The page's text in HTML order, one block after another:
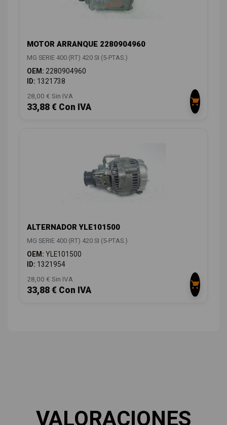
MOTOR ARRANQUE 2280904960
MG SERIE 400 (RT) 420 SI (5-PTAS.)
OEM: 2280904960
ID: 1321738
28,00 € Sin IVA
33,88 € Con IVA
ALTERNADOR YLE101500
MG SERIE 400 (RT) 420 SI (5-PTAS.)
OEM: YLE101500
ID: 1321954
28,00 € Sin IVA
33,88 € Con IVA
VALORACIONES